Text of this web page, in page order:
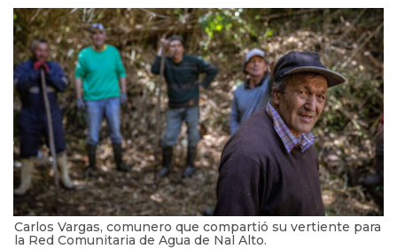
Carlos Vargas, comunero que compartió su vertiente para
la Red Comunitaria de Agua de Nal Alto.